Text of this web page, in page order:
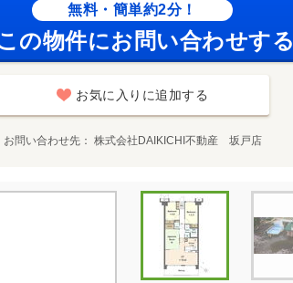
無料・簡単約2分！
の物件にお問い合わせする
お気に入りに追加する
お問い合わせ先 株式会社DAIKICHI不動産 坂戸店